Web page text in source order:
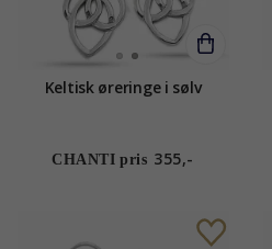
Keltisk øreringe i sølv
CHANTI pris 355,-